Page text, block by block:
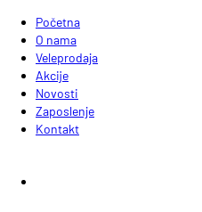
Početna
O nama
Veleprodaja
Akcije
Novosti
Zaposlenje
Kontakt